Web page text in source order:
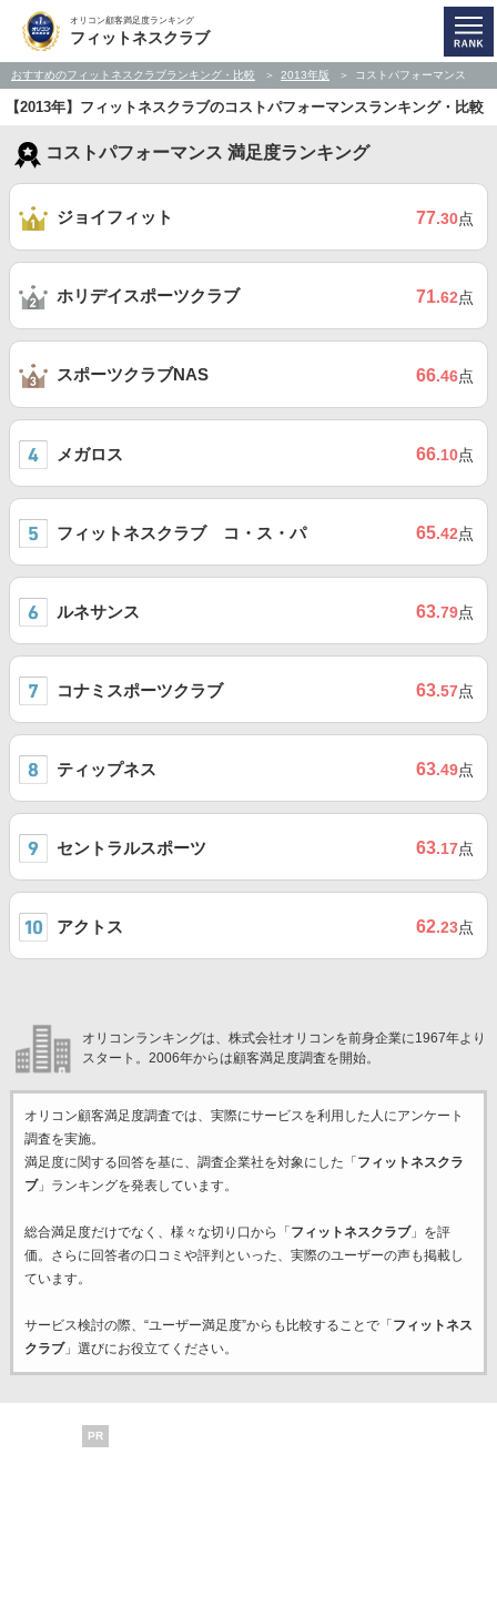
オリコン顧客満足度ランキング
フィットネスクラブ
おすすめのフィットネスクラブランキング・比較 2013年版 コストパフォーマンス
【2013年】フィットネスクラブのコストパフォーマンスランキング・比較
コストパフォーマンス 満足度ランキング
ジョイフィット 77.30点
ホリデイスポーツクラブ 71.62点
スポーツクラブNAS 66.46点
メガロス 66.10点
フィットネスクラブ コ・ス・パ 65.42点
ルネサンス 63.79点
コナミスポーツクラブ 63.57点
ティップネス 63.49点
セントラルスポーツ 63.17点
アクトス 62.23点
オリコンランキングは、株式会社オリコンを前身企業に1967年より
スタート。2006年からは顧客満足度調査を開始。
オリコン顧客満足度調査では、実際にサービスを利用した 人にアンケート
調査を実施。
満足度に関する回答を基に、調査企業社を対象にした「 フィットネスクラ
ブ」ランキングを発表しています。
総合満足度だけでなく、様々な切り口から「 フィットネスクラブ」を評
価。さらに回答者の口コミや評判といった、実際のユーザーの声も掲載し
ています。
サービス検討の際、“ユーザー満足度”からも比較することで「 フィットネス
クラブ」選びにお役立てください。
PR